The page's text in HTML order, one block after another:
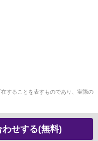
することを表すものであり、実際の
せする(無料)